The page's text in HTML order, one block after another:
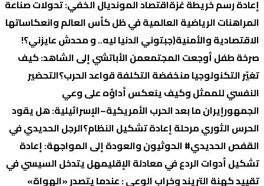
إعادة رسم خريطة غزةاقتصاد المونديال الخفي: تحولات صناعة
المراهنات الرياضية العالمية في ظل كأس العالم وانعكاساتها
الاقتصادية والأمنية(جبتوني الدنيا ليه.. و محدش عايزني؟!
صرخة طفل أوجعت المجتمعمن الأباتشي إلى الشاهد: كيف
تغيّر التكنولوجيا منخفضة التكلفة قواعد الحرب؟التحضير
النفسي للممثل وكيف ينعكس أداؤه على وعي
الجمهورإيران ما بعد الحرب الأمريكية–الإسرائيلية: هل يقود
الحرس الثوري مرحلة إعادة تشكيل النظام؟الرجل الحديدي في
القفص الحديدي# الحوثيون والعودة إلى المواجهة: إعادة
تشكيل أدوات الردع في معادلة الإقليمهل يتدخل السيسي في
تقييد كهنة التريند وخراب الوعي : عندما يتصدر «الهواة»